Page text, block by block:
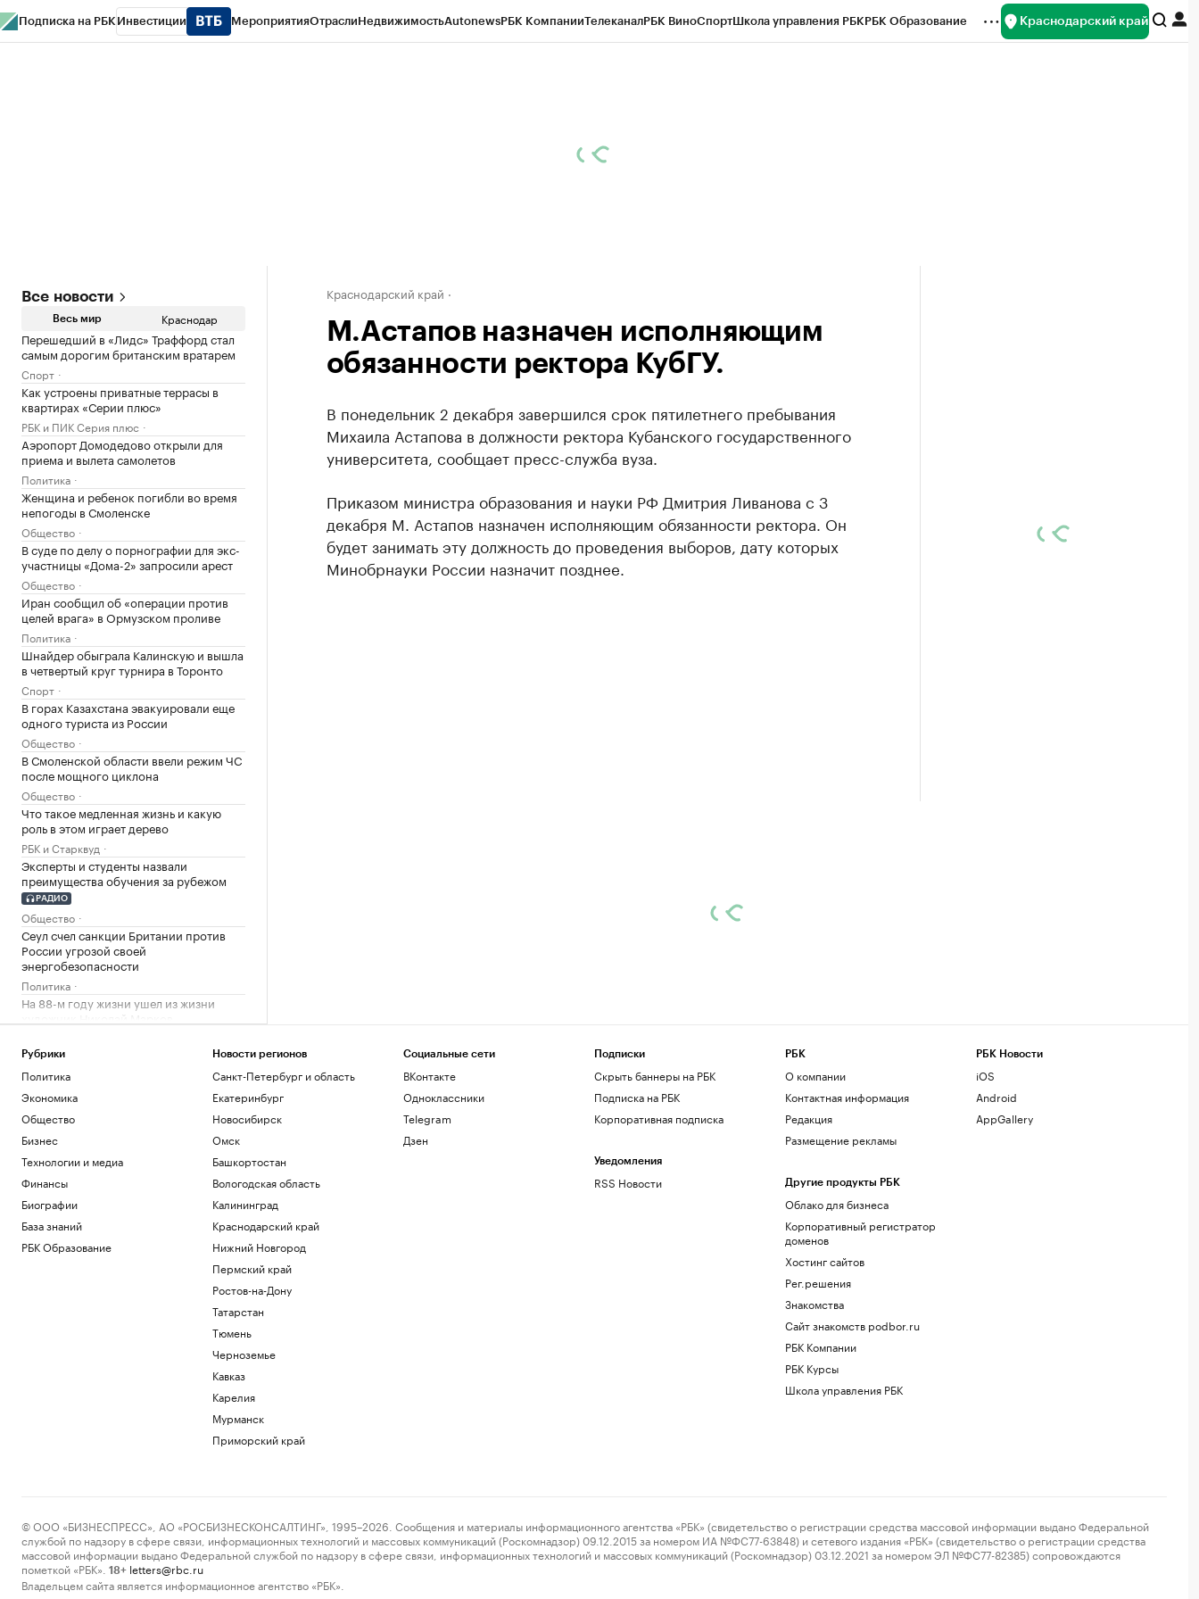
Подписка на РБК Инвестиции МероприятияОтраслиНедвижимостьAutonewsРБК КомпанииТелеканалРБК ВиноСпортШкола управления РБКРБК Образование Краснодарский край
Все новости
Весь мир Краснодар
Перешедший в «Лидс» Траффорд стал
самым дорогим британским вратарем
Спорт
Как устроены приватные террасы в
квартирах «Серии плюс»
РБК и ПИК Серия плюс
Аэропорт Домодедово открыли для
приема и вылета самолетов
Политика
Женщина и ребенок погибли во время
непогоды в Смоленске
Общество
В суде по делу о порнографии для экс-
участницы «Дома-2» запросили арест
Общество
Иран сообщил об «операции против
целей врага» в Ормузском проливе
Политика
Шнайдер обыграла Калинскую и вышла
в четвертый круг турнира в Торонто
Спорт
В горах Казахстана эвакуировали еще
одного туриста из России
Общество
В Смоленской области ввели режим ЧС
после мощного циклона
Общество
Что такое медленная жизнь и какую
роль в этом играет дерево
РБК и Старквуд
Эксперты и студенты назвали
преимущества обучения за рубежом
РАДИО
Общество
Сеул счел санкции Британии против
России угрозой своей
энергобезопасности
Политика
На 88-м году жизни ушел из жизни
художник Николай Марков
Отличия бензина классов Евро-2,
Евро-3, Евро-4 и Евро-5. Видео РБК
Генсек ООН осудил атаки украинских
беспилотников на регионы России
Политика
Будущее Ходынского поля: от пашни и
Футболисты «Сочи» из-за закрытия
аэропорта не смогли вылететь на матч
Спорт
Винисиус продлил контракт с «Реалом»
на фоне слухов об уходе в «Арсенал»
Российский прыгун в воду взял второе
Краснодарский край
М.Астапов назначен исполняющим
обязанности ректора КубГУ.
В понедельник 2 декабря завершился срок пятилетнего пребывания
Михаила Астапова в должности ректора Кубанского государственного
университета, сообщает пресс-служба вуза.
Приказом министра образования и науки РФ Дмитрия Ливанова с 3
декабря М. Астапов назначен исполняющим обязанности ректора. Он
будет занимать эту должность до проведения выборов, дату которых
Минобрнауки России назначит позднее.
Рубрики
Политика
Экономика
Общество
Бизнес
Технологии и медиа
Финансы
Биографии
База знаний
РБК Образование
Новости регионов
Санкт-Петербург и область
Екатеринбург
Новосибирск
Омск
Башкортостан
Вологодская область
Калининград
Краснодарский край
Нижний Новгород
Пермский край
Ростов-на-Дону
Татарстан
Тюмень
Черноземье
Кавказ
Карелия
Мурманск
Приморский край
Социальные сети
ВКонтакте
Одноклассники
Telegram
Дзен
Подписки
Скрыть баннеры на РБК
Подписка на РБК
Корпоративная подписка
Уведомления
RSS Новости
РБК
О компании
Контактная информация
Редакция
Размещение рекламы
Другие продукты РБК
Облако для бизнеса
Корпоративный регистратор
доменов
Хостинг сайтов
Рег.решения
Знакомства
Сайт знакомств podbor.ru
РБК Компании
РБК Курсы
Школа управления РБК
РБК Новости
iOS
Android
AppGallery
© ООО «БИЗНЕСПРЕСС», АО «РОСБИЗНЕСКОНСАЛТИНГ», 1995–2026. Сообщения и материалы информационного агентства «РБК» (свидетельство о регистрации средства массовой информации выдано Федеральной
службой по надзору в сфере связи, информационных технологий и массовых коммуникаций (Роскомнадзор) 09.12.2015 за номером ИА №ФС77-63848) и сетевого издания «РБК» (свидетельство о регистрации средства
массовой информации выдано Федеральной службой по надзору в сфере связи, информационных технологий и массовых коммуникаций (Роскомнадзор) 03.12.2021 за номером ЭЛ №ФС77-82385) сопровождаются
пометкой «РБК».
18+ letters@rbc.ru
Владельцем сайта является информационное агентство «РБК».